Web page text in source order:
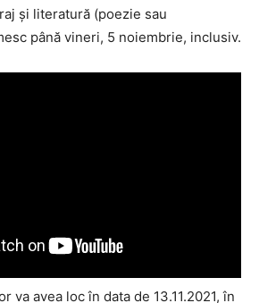
și literatură (poezie sau
până vineri, 5 noiembrie, inclusiv.
va avea loc în data de 13.11.2021, în